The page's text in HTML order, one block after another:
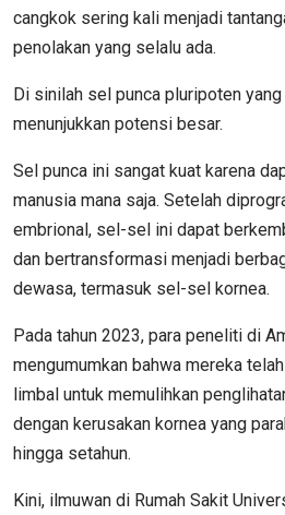
cangkok sering kali menjadi
penolakan yang selalu ada.
Di sinilah sel punca pluripoten
menunjukkan potensi besar.
Sel punca ini sangat kuat karena
manusia mana saja. Setelah
embrional, sel-sel ini dapat
dan bertransformasi menjadi
dewasa, termasuk sel-sel kornea.
Pada tahun 2023, para peneliti di
mengumumkan bahwa mereka
limbal untuk memulihkan
dengan kerusakan kornea yang
hingga setahun.
Kini, ilmuwan di Rumah Sakit